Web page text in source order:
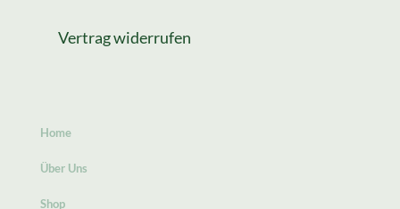
Vertrag widerrufen
Home
Über Uns
Shop